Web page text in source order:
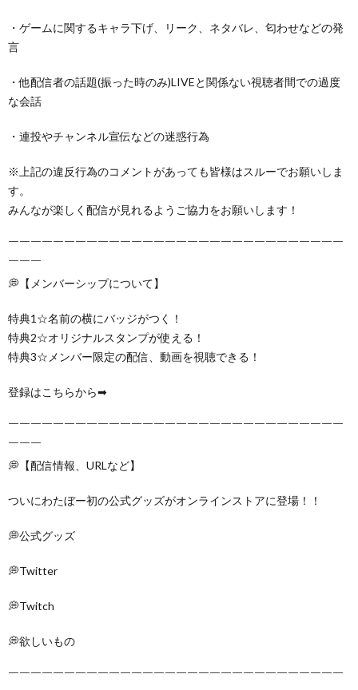
・ゲームに関するキャラ下げ、リーク、ネタバレ、匂わせなどの発
言
・他配信者の話題(振った時のみ)LIVEと関係ない視聴者間での過度
な会話
・連投やチャンネル宣伝などの迷惑行為
※上記の違反行為のコメントがあっても皆様はスルーでお願いしま
す。
みんなが楽しく配信が見れるようご協力をお願いします！
￣￣￣￣￣￣￣￣￣￣￣￣￣￣￣￣￣￣￣￣￣￣￣￣￣￣￣￣￣￣
￣￣￣
💭【メンバーシップについて】
特典1☆名前の横にバッジがつく！
特典2☆オリジナルスタンプが使える！
特典3☆メンバー限定の配信、動画を視聴できる！
登録はこちらから➡
￣￣￣￣￣￣￣￣￣￣￣￣￣￣￣￣￣￣￣￣￣￣￣￣￣￣￣￣￣￣
￣￣￣
💭【配信情報、URLなど】
ついにわたぼー初の公式グッズがオンラインストアに登場！！
💭公式グッズ
💭Twitter
💭Twitch
💭欲しいもの
￣￣￣￣￣￣￣￣￣￣￣￣￣￣￣￣￣￣￣￣￣￣￣￣￣￣￣￣￣￣